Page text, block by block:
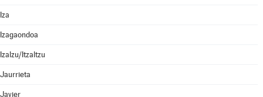
Iza
Izagaondoa
Izalzu/Itzaltzu
Jaurrieta
Javier